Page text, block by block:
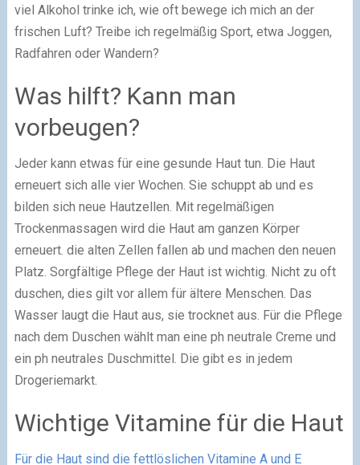
viel Alkohol trinke ich, wie oft bewege ich mich an der
frischen Luft? Treibe ich regelmäßig Sport, etwa Joggen,
Radfahren oder Wandern?
Was hilft? Kann man
vorbeugen?
Jeder kann etwas für eine gesunde Haut tun. Die Haut
erneuert sich alle vier Wochen. Sie schuppt ab und es
bilden sich neue Hautzellen. Mit regelmäßigen
Trockenmassagen wird die Haut am ganzen Körper
erneuert. die alten Zellen fallen ab und machen den neuen
Platz. Sorgfältige Pflege der Haut ist wichtig. Nicht zu oft
duschen, dies gilt vor allem für ältere Menschen. Das
Wasser laugt die Haut aus, sie trocknet aus. Für die Pflege
nach dem Duschen wählt man eine ph neutrale Creme und
ein ph neutrales Duschmittel. Die gibt es in jedem
Drogeriemarkt.
Wichtige Vitamine für die Haut
Für die Haut sind die fettlöslichen Vitamine A und E